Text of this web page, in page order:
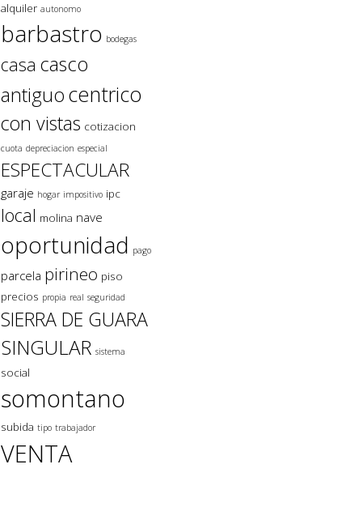
alquiler autonomo
barbastro bodegas
casa casco
antiguocentrico
con vistas cotizacion
cuota depreciacion especial
ESPECTACULAR
garaje hogar impositivo ipc
local molina nave
oportunidad pago
parcela pirineo piso
precios propia real seguridad
SIERRA DE GUARA
SINGULAR sistema
social
somontano
subida tipo trabajador
VENTA